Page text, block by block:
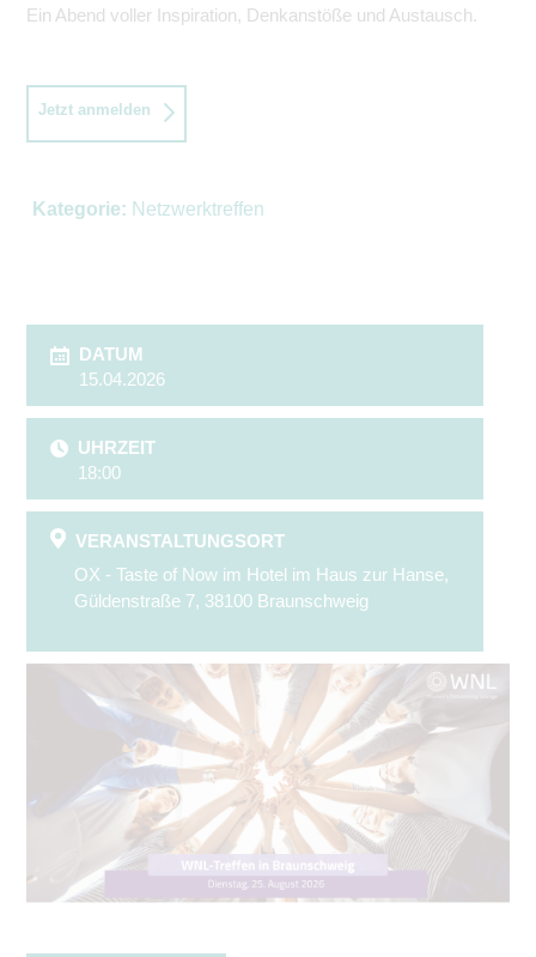
Ein Abend voller Inspiration, Denkanstöße und Austausch.
Jetzt anmelden
Kategorie: Netzwerktreffen
DATUM
15.04.2026
UHRZEIT
18:00
VERANSTALTUNGSORT
OX - Taste of Now im Hotel im Haus zur Hanse,
Güldenstraße 7, 38100 Braunschweig